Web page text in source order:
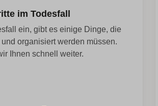
im Todesfall
ein, gibt es einige Dinge, die
organisiert werden müssen.
Ihnen schnell weiter.